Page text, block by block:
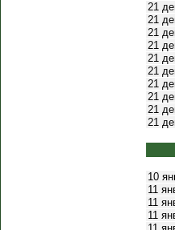
21
21
21
21
21
21
21
21
21
21
10
11
11
11